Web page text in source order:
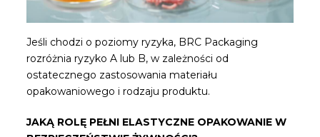
Jeśli chodzi o poziomy ryzyka, BRC Packaging
rozróżnia ryzyko A lub B, w zależności od
ostatecznego zastosowania materiału
opakowaniowego i rodzaju produktu.
JAKĄ ROLĘ PEŁNI ELASTYCZNE OPAKOWANIE W